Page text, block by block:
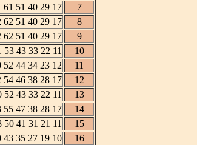
61 51 40 29 17
7
62 51 40 29 17
8
62 51 40 29 17
9
53 43 33 22 11
10
52 44 34 23 12
11
54 46 38 28 17
12
52 43 33 22 11
13
55 47 38 28 17
14
50 41 31 21 11
15
43 35 27 19 10
16